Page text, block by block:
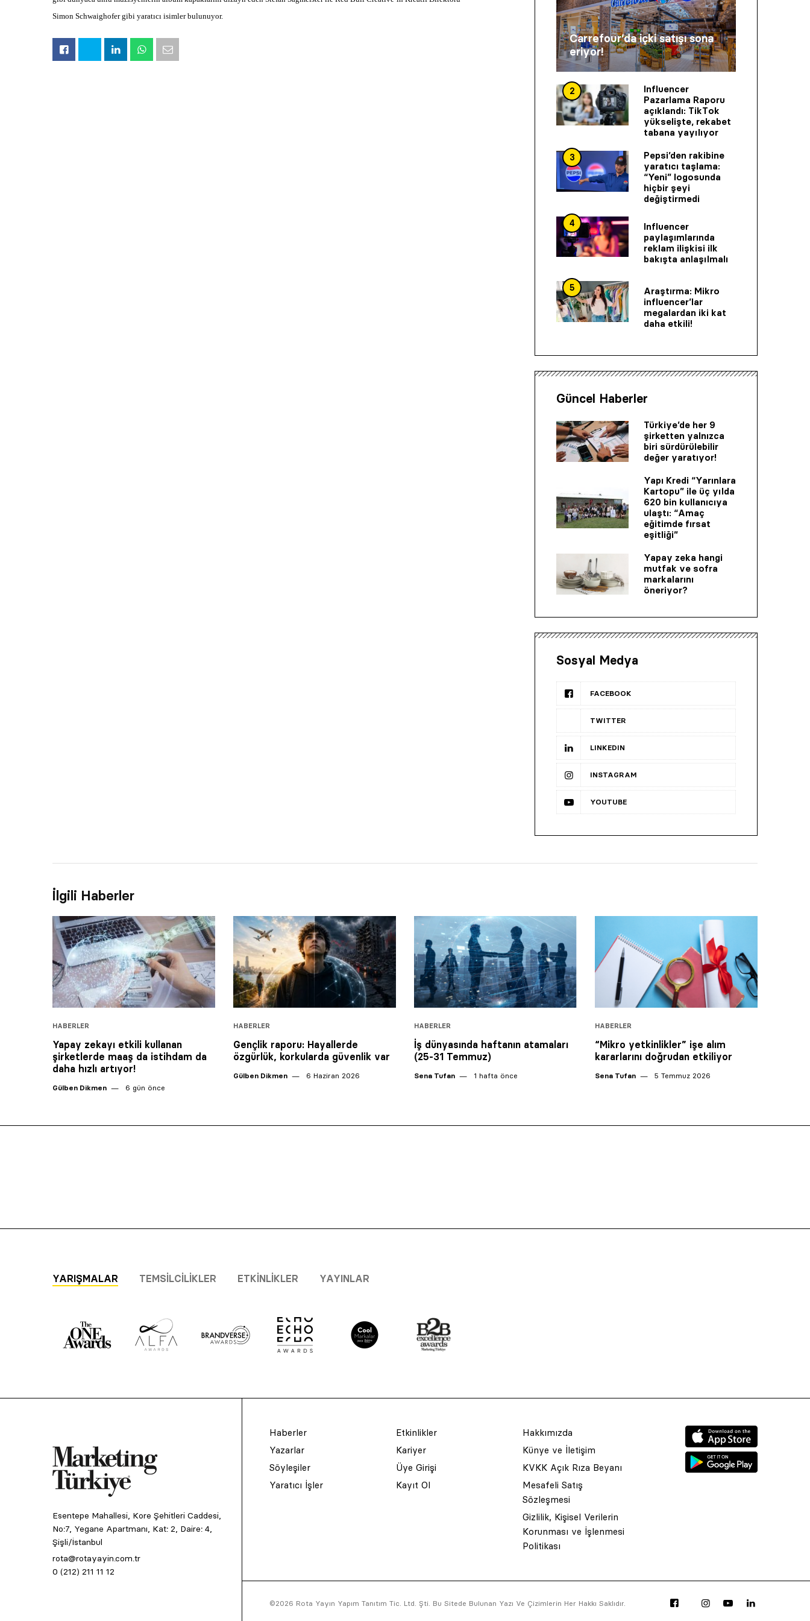
Simon Schwaighofer gibi yaratıcı isimler bulunuyor.
Carrefour’da içki satışı sona
eriyor!
2
Influencer
Pazarlama Raporu
açıklandı: TikTok
yükselişte, rekabet
tabana yayılıyor
3
Pepsi’den rakibine
yaratıcı taşlama:
“Yeni” logosunda
hiçbir şeyi
değiştirmedi
4
Influencer
paylaşımlarında
reklam ilişkisi ilk
bakışta anlaşılmalı
5
Araştırma: Mikro
influencer’lar
megalardan iki kat
daha etkili!
Güncel Haberler
Türkiye’de her 9
şirketten yalnızca
biri sürdürülebilir
değer yaratıyor!
Yapı Kredi “Yarınlara
Kartopu” ile üç yılda
620 bin kullanıcıya
ulaştı: “Amaç
eğitimde fırsat
eşitliği”
Yapay zeka hangi
mutfak ve sofra
markalarını
öneriyor?
Sosyal Medya
FACEBOOK
TWITTER
LINKEDIN
INSTAGRAM
YOUTUBE
İlgili Haberler
HABERLER
Yapay zekayı etkili kullanan
şirketlerde maaş da istihdam da
daha hızlı artıyor!
Gülben Dikmen 6 gün önce
HABERLER
Gençlik raporu: Hayallerde
özgürlük, korkularda güvenlik var
Gülben Dikmen 6 Haziran 2026
HABERLER
İş dünyasında haftanın atamaları
(25-31 Temmuz)
Sena Tufan 1 hafta önce
HABERLER
“Mikro yetkinlikler” işe alım
kararlarını doğrudan etkiliyor
Sena Tufan 5 Temmuz 2026
YARIŞMALAR TEMSILCILIKLER ETKINLIKLER YAYINLAR
Esentepe Mahallesi, Kore Şehitleri Caddesi,
No:7, Yegane Apartmanı, Kat: 2, Daire: 4,
Şişli/İstanbul
rota@rotayayin.com.tr
0 (212) 211 11 12
Haberler
Yazarlar
Söyleşiler
Yaratıcı İşler
Etkinlikler
Kariyer
Üye Girişi
Kayıt Ol
Hakkımızda
Künye ve İletişim
KVKK Açık Rıza Beyanı
Mesafeli Satış
Sözleşmesi
Gizlilik, Kişisel Verilerin
Korunması ve İşlenmesi
Politikası
©2026 Rota Yayın Yapım Tanıtım Tic. Ltd. Şti. Bu Sitede Bulunan Yazı Ve Çizimlerin Her Hakkı Saklıdır.